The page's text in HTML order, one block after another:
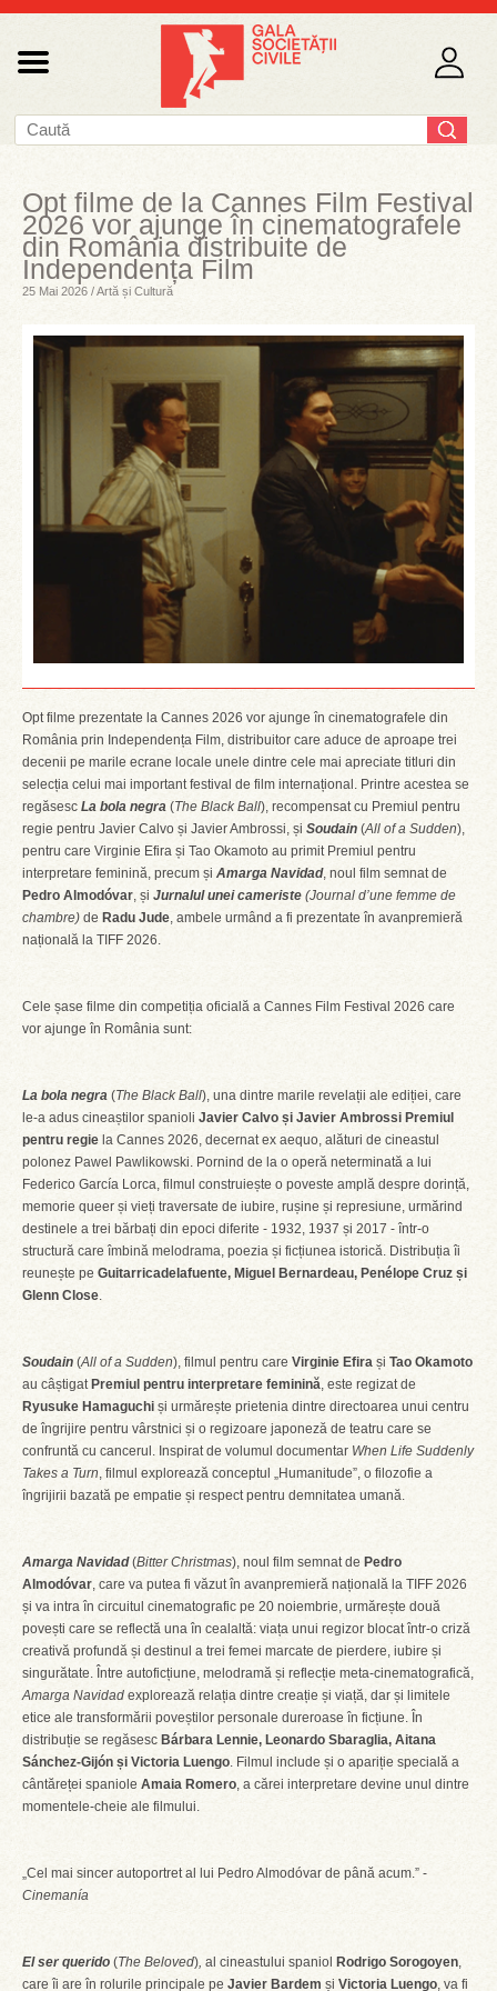
Opt filme de la Cannes Film Festival
2026 vor ajunge în cinematografele
din România distribuite de
Independența Film
25 Mai 2026 / Artă și Cultură
Opt filme prezentate la Cannes 2026 vor ajunge în cinematografele din
România prin Independența Film, distribuitor care aduce de aproape trei
decenii pe marile ecrane locale unele dintre cele mai apreciate titluri din
selecția celui mai important festival de film internațional. Printre acestea se
regăsesc La bola negra (The Black Ball), recompensat cu Premiul pentru
regie pentru Javier Calvo și Javier Ambrossi, și Soudain (All of a Sudden),
pentru care Virginie Efira și Tao Okamoto au primit Premiul pentru
interpretare feminină, precum și Amarga Navidad, noul film semnat de
Pedro Almodóvar, și Jurnalul unei cameriste (Journal d’une femme de
chambre) de Radu Jude, ambele urmând a fi prezentate în avanpremieră
națională la TIFF 2026.
Cele șase filme din competiția oficială a Cannes Film Festival 2026 care
vor ajunge în România sunt:
La bola negra (The Black Ball), una dintre marile revelații ale ediției, care
le-a adus cineaștilor spanioli Javier Calvo și Javier Ambrossi Premiul
pentru regie la Cannes 2026, decernat ex aequo, alături de cineastul
polonez Pawel Pawlikowski. Pornind de la o operă neterminată a lui
Federico García Lorca, filmul construiește o poveste amplă despre dorință,
memorie queer și vieți traversate de iubire, rușine și represiune, urmărind
destinele a trei bărbați din epoci diferite - 1932, 1937 și 2017 - într-o
structură care îmbină melodrama, poezia și ficțiunea istorică. Distribuția îi
reunește pe Guitarricadelafuente, Miguel Bernardeau, Penélope Cruz și
Glenn Close.
Soudain (All of a Sudden), filmul pentru care Virginie Efira și Tao Okamoto
au câștigat Premiul pentru interpretare feminină, este regizat de
Ryusuke Hamaguchi și urmărește prietenia dintre directoarea unui centru
de îngrijire pentru vârstnici și o regizoare japoneză de teatru care se
confruntă cu cancerul. Inspirat de volumul documentar When Life Suddenly
Takes a Turn, filmul explorează conceptul „Humanitude”, o filozofie a
îngrijirii bazată pe empatie și respect pentru demnitatea umană.
Amarga Navidad(Bitter Christmas), noul film semnat de Pedro
Almodóvar, care va putea fi văzut în avanpremieră națională la TIFF 2026
și va intra în circuitul cinematografic pe 20 noiembrie, urmărește două
povești care se reflectă una în cealaltă: viața unui regizor blocat într-o criză
creativă profundă și destinul a trei femei marcate de pierdere, iubire și
singurătate. Între autoficțiune, melodramă și reflecție meta-cinematografică,
Amarga Navidad explorează relația dintre creație și viață, dar și limitele
etice ale transformării poveștilor personale dureroase în ficțiune. În
distribuție se regăsesc Bárbara Lennie, Leonardo Sbaraglia, Aitana
Sánchez-Gijón și Victoria Luengo. Filmul include și o apariție specială a
cântăreței spaniole Amaia Romero, a cărei interpretare devine unul dintre
momentele-cheie ale filmului.
„Cel mai sincer autoportret al lui Pedro Almodóvar de până acum.” -
Cinemanía
El ser querido (The Beloved), al cineastului spaniol Rodrigo Sorogoyen,
care îi are în rolurile principale pe Javier Bardem și Victoria Luengo, va fi